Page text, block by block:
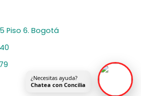
Piso 6. Bogotá
¿Necesitas ayuda?
Chatea con Concilia